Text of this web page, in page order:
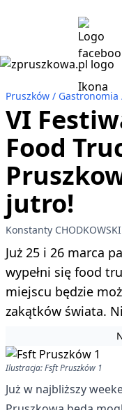
Pruszków Gastronomia
VI
Food
jutro!
Konstanty CHODKOWSKI
Już 25 i 26 marca
wypełni się food
miejscu będzie
zakątków świata.
Ilustracja: Fsft Pruszków 1
Już w najbliższy